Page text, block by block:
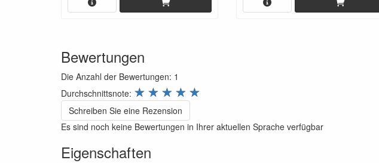
Bewertungen
Die Anzahl der Bewertungen: 1
Durchschnittsnote: review.stars ☆
☆
☆
☆
☆
Schreiben Sie eine Rezension
Es sind noch keine Bewertungen in Ihrer aktuellen Sprache verfügbar
Eigenschaften